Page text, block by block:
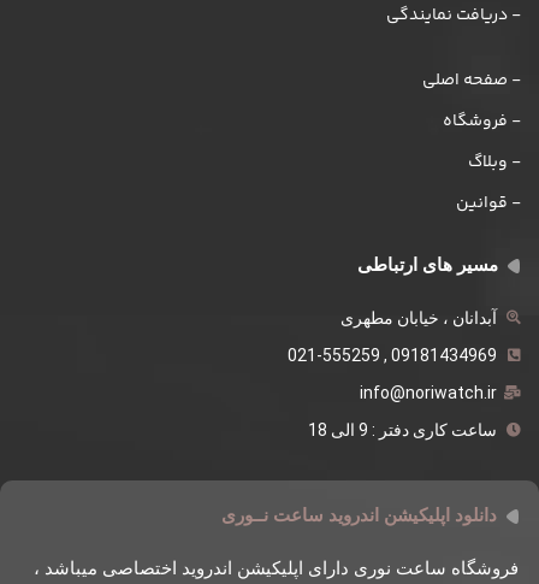
- دریافت نمایندگی
- صفحه اصلی
- فروشگاه
- وبلاگ
- قوانین
مسیر های ارتباطی
آبدانان ، خیابان مطهری
09181434969 , 021-555259
info@noriwatch.ir
ساعت کاری دفتر : 9 الی 18
دانلود اپلیکیشن اندروید ساعت نــوری
فروشگاه ساعت نوری دارای اپلیکیشن اندروید اختصاصی میباشد ،